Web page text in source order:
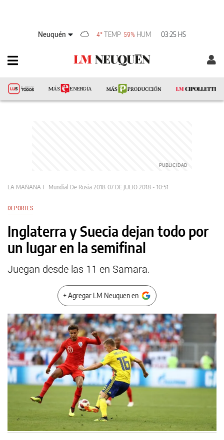
Neuquén 4° TEMP 59% HUM 03:25 HS
LA MAÑANA Mundial De Rusia 2018 07 DE JULIO 2018 - 10:51
DEPORTES
Inglaterra y Suecia dejan todo por
un lugar en la semifinal
Juegan desde las 11 en Samara.
+ Agregar LM Neuquen en